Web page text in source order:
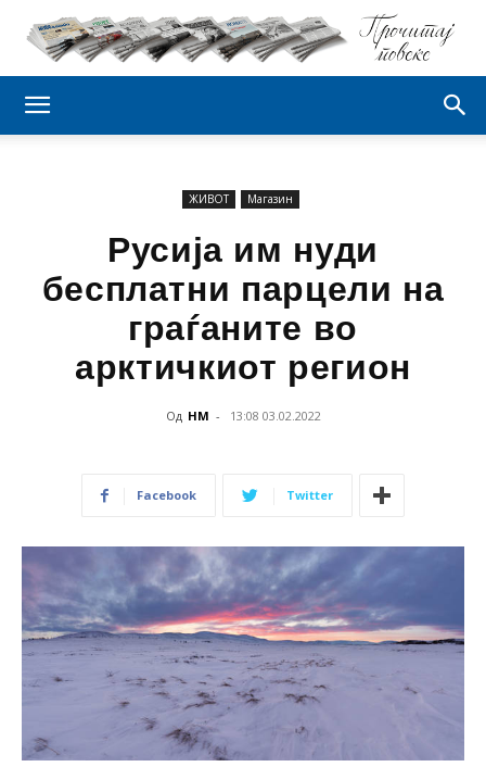
ЖИВОТ Магазин
Русија им нуди
бесплатни парцели на
граѓаните во
арктичкиот регион
Од НМ - 13:08 03.02.2022
Facebook Twitter